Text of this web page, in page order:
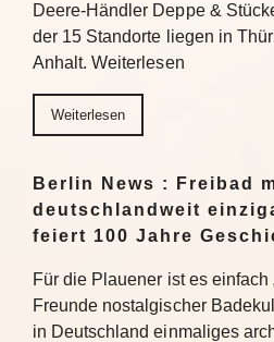
Deere-Händler Deppe &
der 15 Standorte liegen in
Anhalt. Weiterlesen
Weiterlesen
Berlin News : Freibad
deutschlandweit
feiert 100 Jahre
Für die Plauener ist es einfach
Freunde nostalgischer
in Deutschland einmaliges